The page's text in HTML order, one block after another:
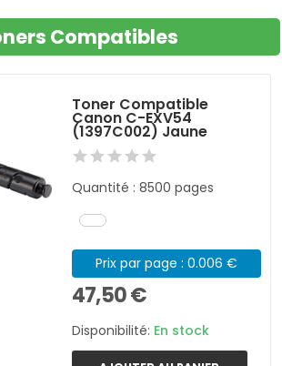
Compatibles
Toner Compatible
Canon C-EXV54
(1397C002) Jaune
Quantité : 8500 pages
Prix par page : 0.006 €
47,50 €
Disponibilité: En stock